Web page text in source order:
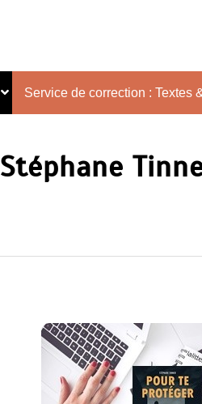
Service de correction : Textes
Stéphane